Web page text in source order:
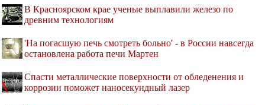
В Красноярском крае ученые выплавили железо по
древним технологиям
'На погасшую печь смотреть больно' - в России навсегда
остановлена работа печи Мартен
Спасти металлические поверхности от обледенения и
коррозии поможет наносекундный лазер